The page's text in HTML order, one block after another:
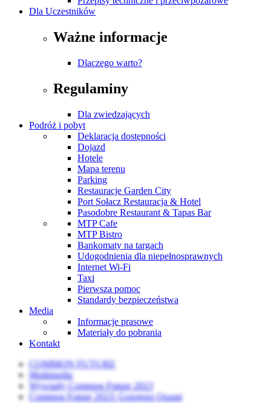
Dla Uczestników
Ważne informacje
Dlaczego warto?
Regulaminy
Dla zwiedzających
Podróż i pobyt
Deklaracja dostępności
Dojazd
Hotele
Mapa terenu
Parking
Restauracje Garden City
Port Sołacz Restauracja & Hotel
Pasodobre Restaurant & Tapas Bar
MTP Cafe
MTP Bistro
Bankomaty na targach
Udogodnienia dla niepełnosprawnych
Internet Wi-Fi
Taxi
Pierwsza pomoc
Standardy bezpieczeństwa
Media
Informacje prasowe
Materiały do pobrania
Kontakt
COMMON FUTURE
Multimedia
Wywiady Common Future 2023
Common Future 2023: Grzegorz Oszast